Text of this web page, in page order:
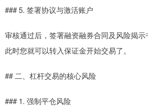
### 5. 签署协议与激活账户
审核通过后，签署融资融券合同及风险揭示
此时您就可以转入保证金开始交易了。
## 二、杠杆交易的核心风险
### 1. 强制平仓风险